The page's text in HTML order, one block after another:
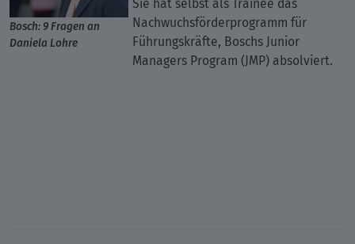
Bosch: 9 Fragen an
Daniela Lohre
Nachwuchsförderprogramm für
Führungskräfte, Boschs Junior
Managers Program (JMP) absolviert.